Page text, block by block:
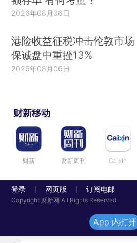
2026年08月06日
港险收益征税冲击伦敦市场
保诚盘中重挫13%
2026年08月06日
财新移动
财新 财新周刊 Caixin
登录 网页版 订阅电邮
Copyright 财新网 All Rights Reserved
App 内打开